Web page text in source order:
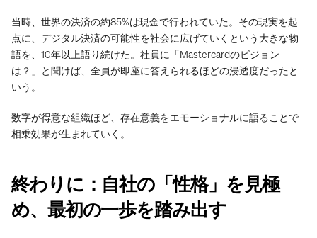
当時、世界の決済の約85%は現金で行われていた。その現実を起
点に、デジタル決済の可能性を社会に広げていくという大きな物
語を、10年以上語り続けた。社員に「Mastercardのビジョン
は？」と聞けば、全員が即座に答えられるほどの浸透度だったと
いう。
数字が得意な組織ほど、存在意義をエモーショナルに語ることで
相乗効果が生まれていく。
終わりに：自社の「性格」を見極
め、最初の一歩を踏み出す